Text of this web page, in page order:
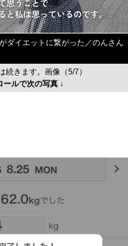
ダイエットに繋がった／のんさん
続きます。画像（5/7）
ールで次の写真 ↓